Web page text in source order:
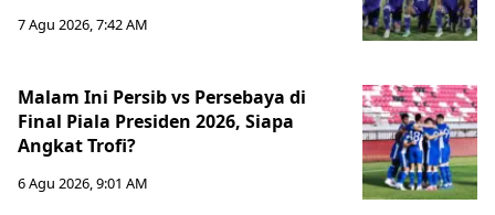
7 Agu 2026, 7:42 AM
Malam Ini Persib vs Persebaya di
Final Piala Presiden 2026, Siapa
Angkat Trofi?
6 Agu 2026, 9:01 AM